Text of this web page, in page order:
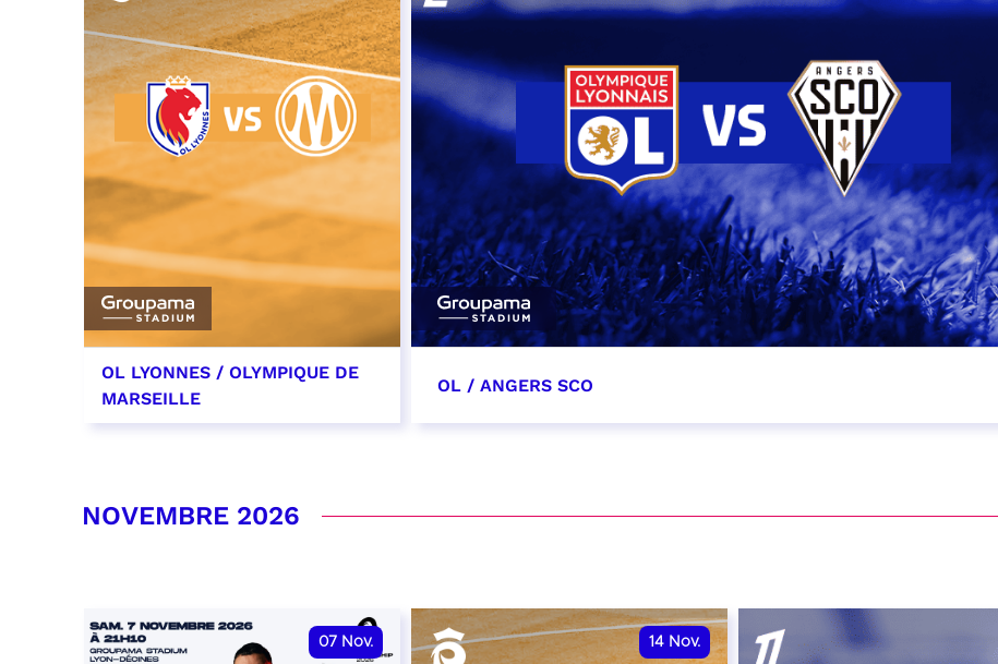
OL LYONNES / OLYMPIQUE DE
MARSEILLE
RÉSERVER
OL / ANGERS SCO
RÉSERVER
NOVEMBRE 2026
07 Nov. 14 Nov.